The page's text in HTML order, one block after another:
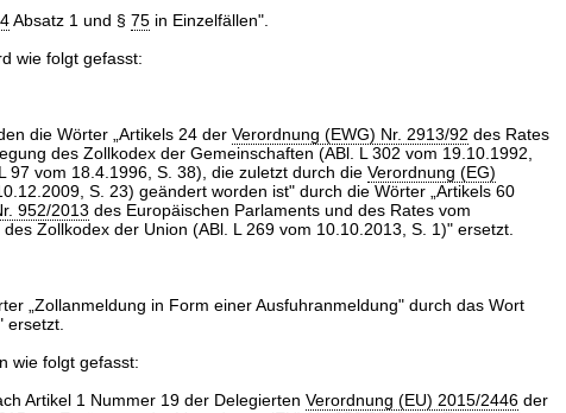
Absatz 1 und § 75in Einzelfällen".
wie folgt gefasst:
die Wörter „Artikels 24 der Verordnung (EWG) Nr. 2913/92 des Rates
des Zollkodex der Gemeinschaften (ABl. L 302 vom 19.10.1992,
97 vom 18.4.1996, S. 38), die zuletzt durch die Verordnung (EG)
S. 23) geändert worden ist" durch die Wörter „Artikels 60
952/2013 des Europäischen Parlaments und des Rates vom
Zollkodex der Union (ABl. L 269 vom 10.10.2013, S. 1)" ersetzt.
„Zollanmeldung in Form einer Ausfuhranmeldung" durch das Wort
ersetzt.
wie folgt gefasst:
Artikel 1 Nummer 19 der Delegierten Verordnung (EU) 2015/2446der